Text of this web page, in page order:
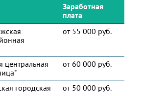
Заработная
плата
от 55 000 руб.
центральная
от 60 000 руб.
городская
от 50 000 руб.